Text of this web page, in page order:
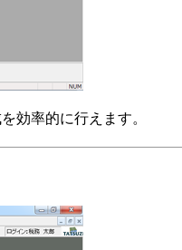
効率的に行えます。